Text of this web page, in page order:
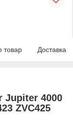
товар Доставка
Jupiter 4000
ZVC425